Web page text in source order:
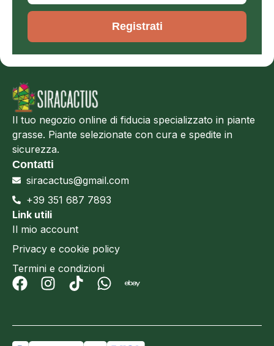
Registrati
Il tuo negozio online di fiducia specializzato in piante
grasse. Piante selezionate con cura e spedite in
sicurezza.
Contatti
siracactus@gmail.com
+39 351 687 7893
Link utili
Il mio account
Privacy e cookie policy
Termini e condizioni